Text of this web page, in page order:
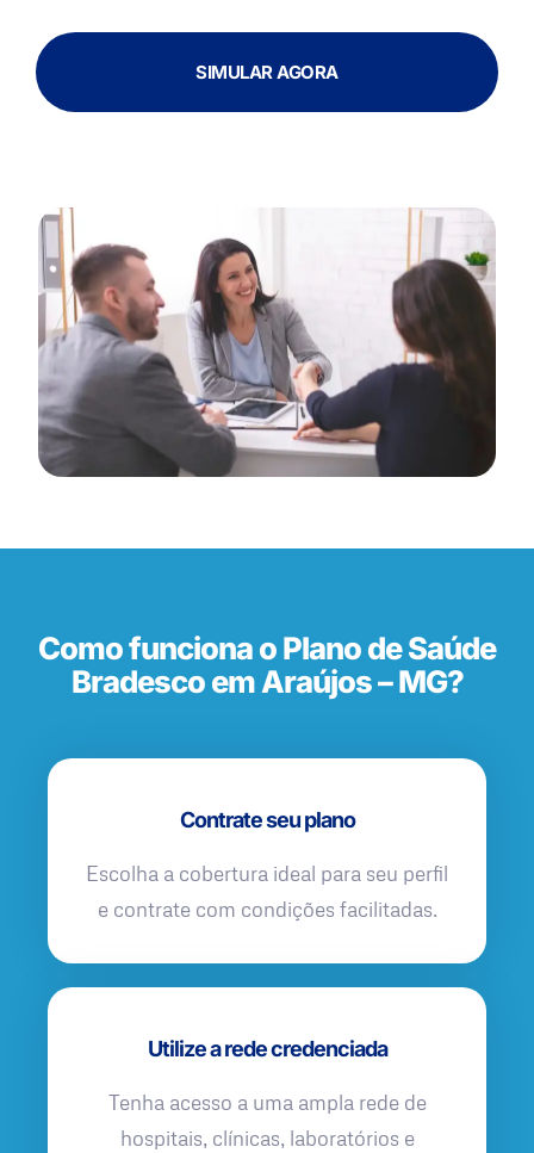
SIMULAR AGORA
Como funciona o Plano de Saúde
Bradesco em Araújos – MG?
Contrate seu plano
Escolha a cobertura ideal para seu perfil
e contrate com condições facilitadas.
Utilize a rede credenciada
Tenha acesso a uma ampla rede de
hospitais, clínicas, laboratórios e